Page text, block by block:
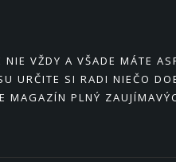
VŽDY A VŠADE MÁTE
URČITE SI RADI NIEČO
MAGAZÍN PLNÝ